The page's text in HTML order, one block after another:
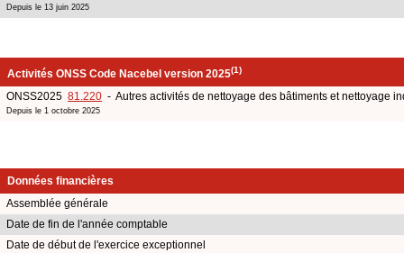
Depuis le 13 juin 2025
Activités ONSS Code Nacebel version 2025(1)
ONSS2025 81.220 - Autres activités de nettoyage des bâtiments et nettoyage
Depuis le 1 octobre 2025
Données financières
Assemblée générale
Date de fin de l'année comptable
Date de début de l'exercice exceptionnel